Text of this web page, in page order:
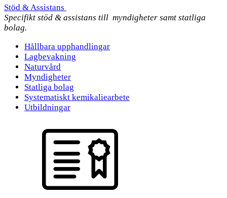
Stöd & Assistans
Specifikt stöd & assistans till myndigheter samt statliga
bolag.
Hållbara upphandlingar
Lagbevakning
Naturvård
Myndigheter
Statliga bolag
Systematiskt kemikaliearbete
Utbildningar